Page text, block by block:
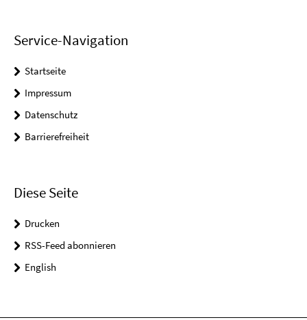
Service-Navigation
Startseite
Impressum
Datenschutz
Barrierefreiheit
Diese Seite
Drucken
RSS-Feed abonnieren
English